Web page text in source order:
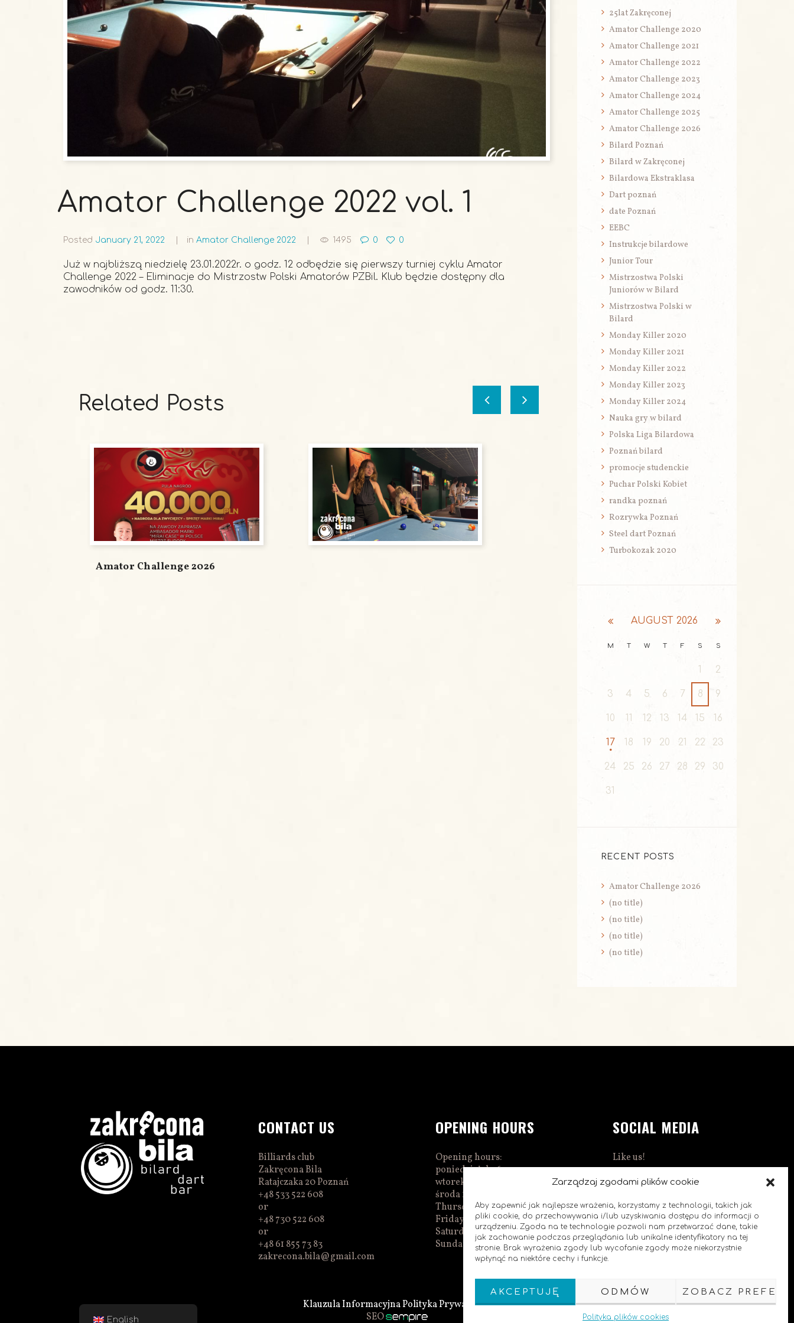
Zarządzaj zgodami plików cookie
Aby zapewnić jak najlepsze wrażenia, korzystamy z technologii, takich jak
pliki cookie, do przechowywania i/lub uzyskiwania dostępu do informacji o
urządzeniu. Zgoda na te technologie pozwoli nam przetwarzać dane, takie
jak zachowanie podczas przeglądania lub unikalne identyfikatory na tej
stronie. Brak wyrażenia zgody lub wycofanie zgody może niekorzystnie
wpłynąć na niektóre cechy i funkcje.
AKCEPTUJĘ ODMÓW ZOBACZ
Polityka plików cookies
Amator Challenge 2022 vol. 1
Posted January 21, 2022 in Amator Challenge 2022 1495 0 0
Już w najbliższą niedzielę 23.01.2022r. o godz. 12 odbędzie się pierwszy turniej cyklu Amator
Challenge 2022 – Eliminacje do Mistrzostw Polski Amatorów PZBil. Klub będzie dostępny dla
zawodników od godz. 11:30.
Related Posts
Amator Challenge 2026
25lat Zakręconej
Amator Challenge 2020
Amator Challenge 2021
Amator Challenge 2022
Amator Challenge 2023
Amator Challenge 2024
Amator Challenge 2025
Amator Challenge 2026
Bilard Poznań
Bilard w Zakręconej
Bilardowa Ekstraklasa
Dart poznań
date Poznań
EEBC
Instrukcje bilardowe
Junior Tour
Mistrzostwa Polski
Juniorów w Bilard
Mistrzostwa Polski w
Bilard
Monday Killer 2020
Monday Killer 2021
Monday Killer 2022
Monday Killer 2023
Monday Killer 2024
Nauka gry w bilard
Polska Liga Bilardowa
Poznań bilard
promocje studenckie
Puchar Polski Kobiet
randka poznań
Rozrywka Poznań
Steel dart Poznań
Turbokozak 2020
AUGUST 2026
M T W T F S S
1 2
3 4 5 6 7 8 9
10 11 12 13 14 15 16
17 18 19 20 21 22 23
24 25 26 27 28 29 30
31
RECENT POSTS
Amator Challenge 2026
(no title)
(no title)
(no title)
(no title)
CONTACT US
Billiards club
Zakręcona Bila
Ratajczaka 20 Poznań
+48 533 522 608
or
+48 730 522 608
or
+48 61 855 73 83
zakrecona.bila@gmail.com
OPENING HOURS
Opening hours:
poniedziałek 16:00–01:00
wtorek 16:00–01:00
środa 16:00–01:00
Thursday 15:00–01:00
Friday 15:00–02:00
Saturday 14:00–02:00
Sunday 14:00–00:00
SOCIAL MEDIA
Like us!
Klauzula InformacyjnaPolityka Prywatnosci
SEO
English